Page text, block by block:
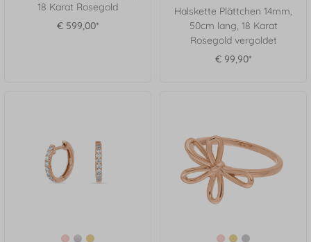
18 Karat Rosegold
€ 599,00*
Halskette Plättchen 14mm,
50cm lang, 18 Karat
Rosegold vergoldet
€ 99,90*